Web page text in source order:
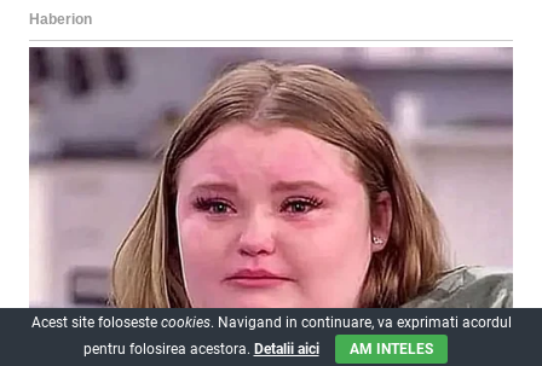
Acest site foloseste cookies. Navigand in continuare, va exprimati acordul
pentru folosirea acestora. Detalii aici AM INTELES